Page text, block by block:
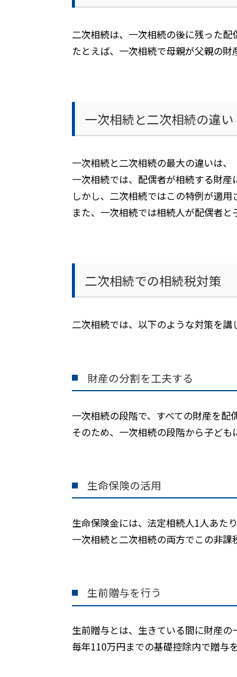
二次相続は、一次相続の後に残った配
たとえば、一次相続で母親が父親の
一次相続と二次相続の違い
一次相続と二次相続の最大の違いは、
一次相続では、配偶者が相続する財産
しかし、二次相続ではこの特例が適用
また、一次相続では相続人が配偶者
二次相続での相続税対策
二次相続では、以下のような対策を講
財産の分割を工夫する
一次相続の段階で、すべての財産を配
そのため、一次相続の段階から子ども
生命保険の活用
生命保険金には、法定相続人1人あたり
一次相続と二次相続の両方でこの非課
生前贈与を行う
生前贈与とは、生きている間に財産の
毎年110万円までの基礎控除内で贈与